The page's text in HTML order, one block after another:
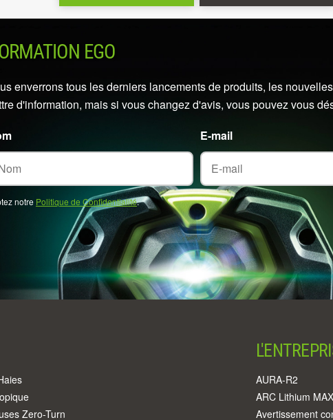
EGO
enverrons tous les derniers lancements de produits, les
d'information, mais si vous changez d'avis, vous pouvez vous
E-mail
notre Politique de Confidentialité.
Zero-Turn
AURA-R2
ARC Lithium
Avertissement